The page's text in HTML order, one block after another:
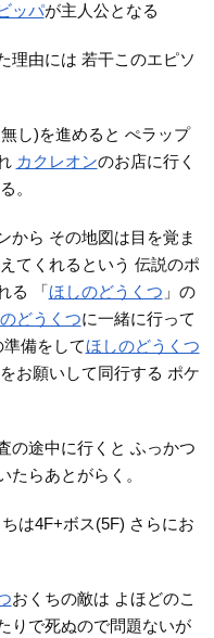
ッパが主人公となる
理由には 若干このエピソ
し)を進めると ぺラップ
カクレオンのお店に行く
。
から その地図は目を覚ま
てくれるという 伝説のポ
る 「ほしのどうくつ 」の
どうくつに一緒に行って
備をしてほしのどうくつ
お願いして同行する ポケ
の途中に行くと ふっかつ
らあとがらく。
は4F+ボス(5F) さらにお
おくちの敵は よほどのこ
りで死ぬので問題ないが